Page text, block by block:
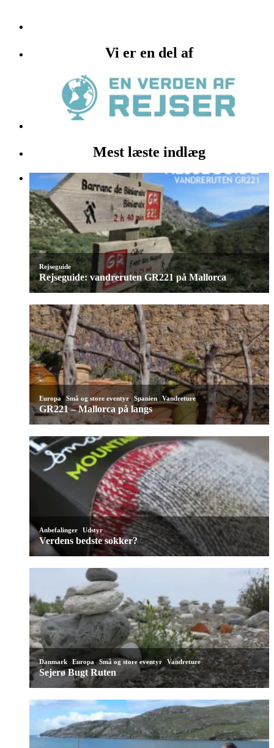
Vi er en del af
Mest læste indlæg
Rejseguide
Rejseguide: vandreruten GR221 på Mallorca
Europa, Små og store eventyr, Spanien, Vandreture
GR221 – Mallorca på langs
Anbefalinger Udstyr
Verdens bedste sokker?
Danmark Europa,Små og store eventyr,Vandreture
Sejerø Bugt Ruten